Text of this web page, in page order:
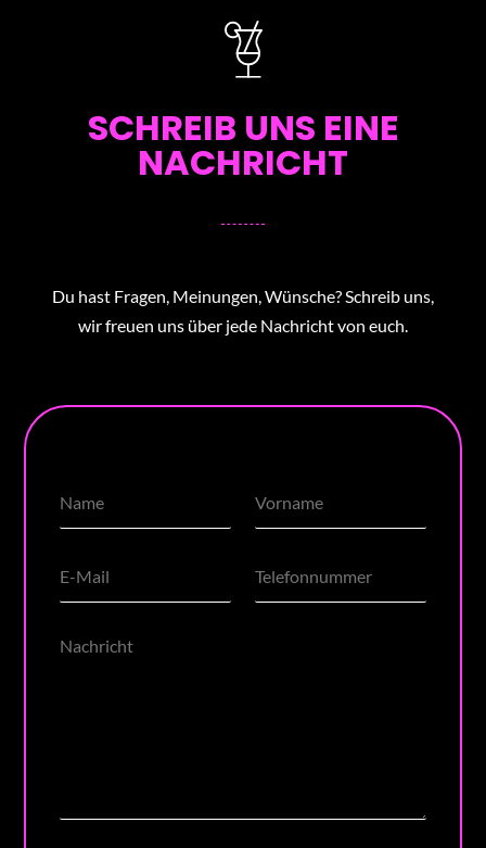
SCHREIB UNS EINE
NACHRICHT
Du hast Fragen, Meinungen, Wünsche? Schreib uns,
wir freuen uns über jede Nachricht von euch.